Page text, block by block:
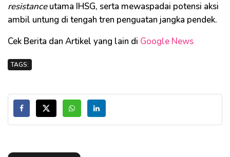
resistanceutama IHSG, serta mewaspadai potensi aksi
ambil untung di tengah tren penguatan jangka pendek.
Cek Berita dan Artikel yang lain di Google News
TAGS: